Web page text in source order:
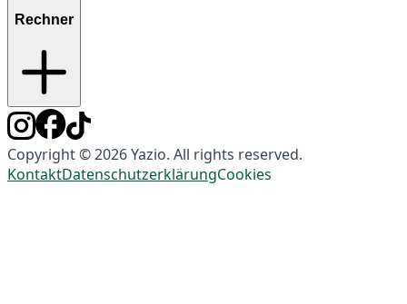
Rechner
Copyright © 2026 Yazio. All rights reserved.
KontaktDatenschutzerklärungCookies